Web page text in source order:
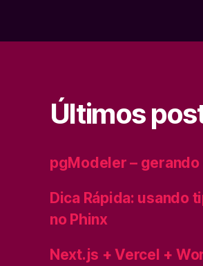
Últimos
pgModeler – gerando
Dica Rápida: usando
no Phinx
Next.js + Vercel +